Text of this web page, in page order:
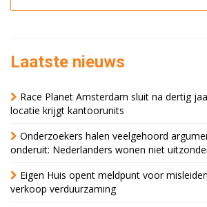
Laatste nieuws
Race Planet Amsterdam sluit na dertig
locatie krijgt kantoorunits
Onderzoekers halen veelgehoord
onderuit: Nederlanders wonen niet
Eigen Huis opent meldpunt voor
verkoop verduurzaming